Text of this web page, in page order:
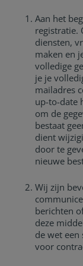
Aan het
registratie.
diensten,
maken en
volledige
je je
mailadres
up-to-date
om de
bestaat
dient
door te
nieuwe
Wij zijn
berichten
deze
de wet
voor